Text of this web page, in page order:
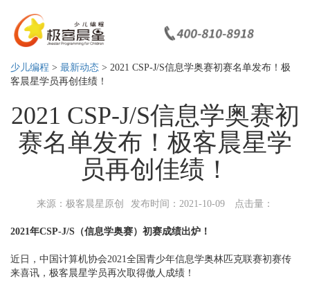
少儿编程 > 最新动态 > 2021 CSP-J/S信息学奥赛初赛名单发布！极
客晨星学员再创佳绩！
2021 CSP-J/S信息学奥赛初
赛名单发布！极客晨星学
员再创佳绩！
来源：极客晨星原创 发布时间：2021-10-09 点击量：
2021年CSP-J/S（信息学奥赛）初赛成绩出炉！
近日，中国计算机协会2021全国青少年信息学奥林匹克联赛初赛传
来喜讯，极客晨星学员再次取得傲人成绩！